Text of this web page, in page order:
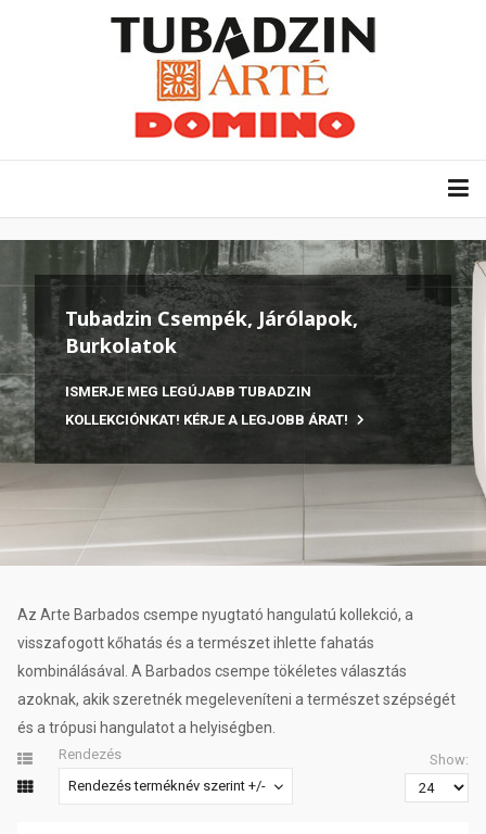
Tubadzin Csempék, Járólapok,
Burkolatok
ISMERJE MEG LEGÚJABB TUBADZIN
KOLLEKCIÓNKAT! KÉRJE A LEGJOBB ÁRAT!
Az Arte Barbados csempe nyugtató hangulatú kollekció, a
visszafogott kőhatás és a természet ihlette fahatás
kombinálásával. A Barbados csempe tökéletes választás
azoknak, akik szeretnék megeleveníteni a természet szépségét
és a trópusi hangulatot a helyiségben.
Rendezés
Rendezés terméknév szerint +/-
Show: